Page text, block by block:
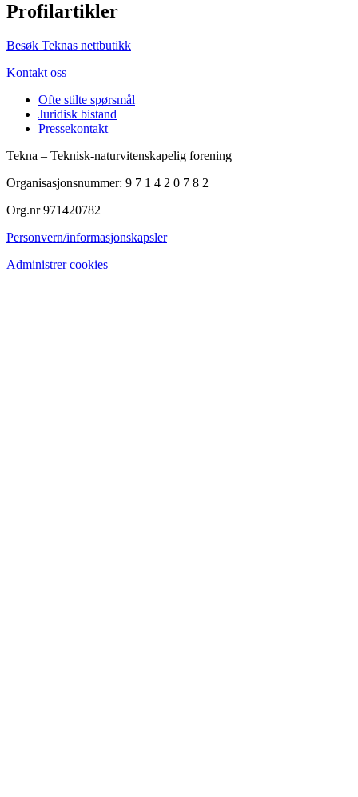
Profilartikler
Besøk Teknas nettbutikk
Kontakt oss
Ofte stilte spørsmål
Juridisk bistand
Pressekontakt
Tekna – Teknisk-naturvitenskapelig forening
Organisasjonsnummer: 9 7 1 4 2 0 7 8 2
Org.nr 971420782
Personvern/informasjonskapsler
Administrer cookies